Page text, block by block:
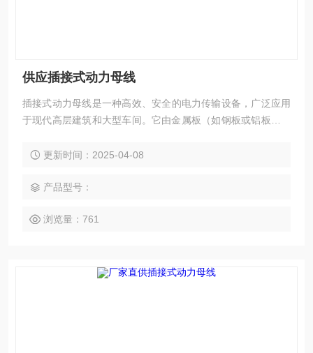
供应插接式动力母线
插接式动力母线‌是一种高效、安全的电力传输设备，广泛应用
于现代高层建筑和大型车间。它由金属板（如钢板或铝板）保
送系统中表现出色‌。
更新时间：2025-04-08
产品型号：
浏览量：761